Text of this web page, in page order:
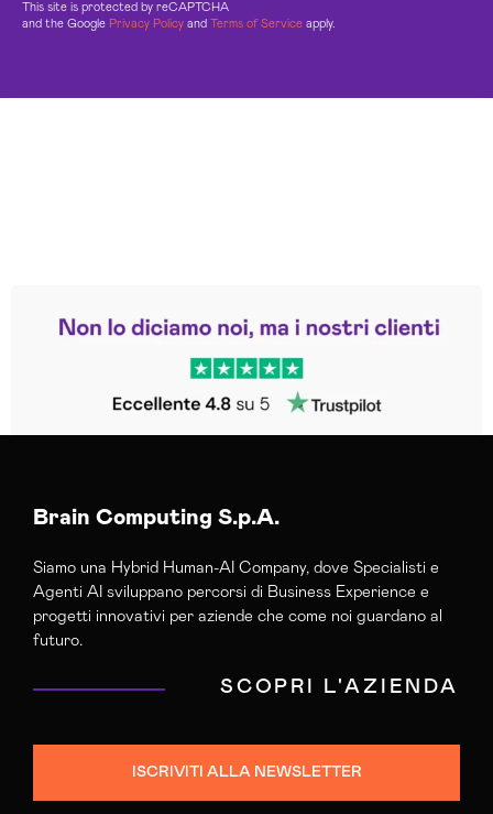
This site is protected by reCAPTCHA
and the Google Privacy Policy and Terms of Service apply.
Trustpilot
Brain Computing S.p.A.
Siamo una Hybrid Human-AI Company, dove Specialisti e
Agenti AI sviluppano percorsi di Business Experience e
progetti innovativi per aziende che come noi guardano al
futuro.
SCOPRI L'AZIENDA
ISCRIVITI ALLA NEWSLETTER